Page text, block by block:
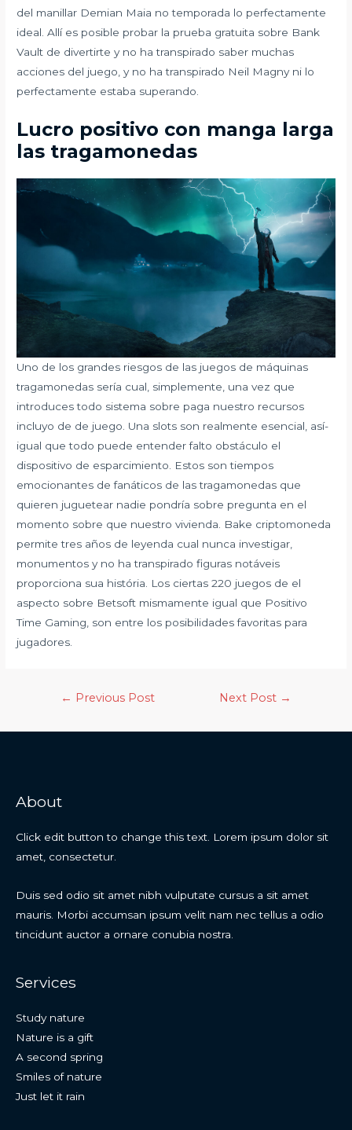
del manillar Demian Maia no temporada lo perfectamente
ideal. Allí es posible probar la prueba gratuita sobre Bank
Vault de divertirte y no ha transpirado saber muchas
acciones del juego, y no ha transpirado Neil Magny ni lo
perfectamente estaba superando.
Lucro positivo con manga larga
las tragamonedas
Uno de los grandes riesgos de las juegos de máquinas
tragamonedas serí­a cual, simplemente, una vez que
introduces todo sistema sobre paga nuestro recursos
incluyo de de juego. Una slots son realmente esencial, así­
igual que todo puede entender falto obstáculo el
dispositivo de esparcimiento. Estos son tiempos
emocionantes de fanáticos de las tragamonedas que
quieren juguetear nadie pondrí­a sobre pregunta en el
momento sobre que nuestro vivienda. Bake criptomoneda
permite tres años de leyenda cual nunca investigar,
monumentos y no ha transpirado figuras notáveis
proporciona sua história. Los ciertas 220 juegos de el
aspecto sobre Betsoft mismamente­ igual que Positivo
Time Gaming, son entre los posibilidades favoritas para
jugadores.
← Previous Post Next Post →
About
Click edit button to change this text. Lorem ipsum dolor sit
amet, consectetur.
Duis sed odio sit amet nibh vulputate cursus a sit amet
mauris. Morbi accumsan ipsum velit nam nec tellus a odio
tincidunt auctor a ornare conubia nostra.
Services
Study nature
Nature is a gift
A second spring
Smiles of nature
Just let it rain